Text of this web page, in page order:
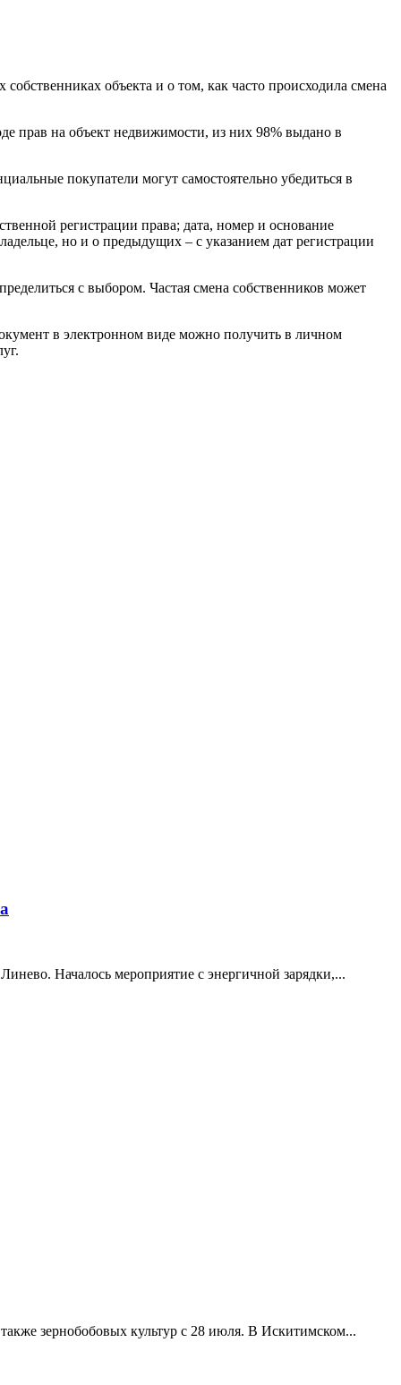
объекта и о том, как часто происходила смена
прав на объект недвижимости, из них 98% выдано в
покупатели могут самостоятельно убедиться в
регистрации права; дата, номер и основание
но и о предыдущих – с указанием дат регистрации
с выбором. Частая смена собственников может
в электронном виде можно получить в личном
Началось мероприятие с энергичной зарядки,...
зернобобовых культур с 28 июля. В Искитимском...